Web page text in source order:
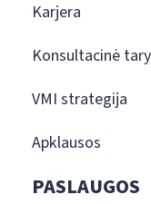
Karjera
Konsultacinė
VMI strategija
Apklausos
PASLAUGOS